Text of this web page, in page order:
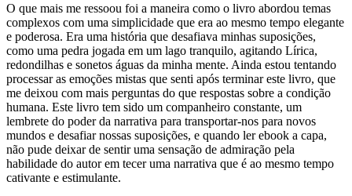
O que mais me ressoou foi a maneira como o livro abordou temas
complexos com uma simplicidade que era ao mesmo tempo elegante
e poderosa. Era uma história que desafiava minhas suposições,
como uma pedra jogada em um lago tranquilo, agitando Lírica,
redondilhas e sonetos águas da minha mente. Ainda estou tentando
processar as emoções mistas que senti após terminar este livro, que
me deixou com mais perguntas do que respostas sobre a condição
humana. Este livro tem sido um companheiro constante, um
lembrete do poder da narrativa para transportar-nos para novos
mundos e desafiar nossas suposições, e quando ler ebook a capa,
não pude deixar de sentir uma sensação de admiração pela
habilidade do autor em tecer uma narrativa que é ao mesmo tempo
cativante e estimulante.